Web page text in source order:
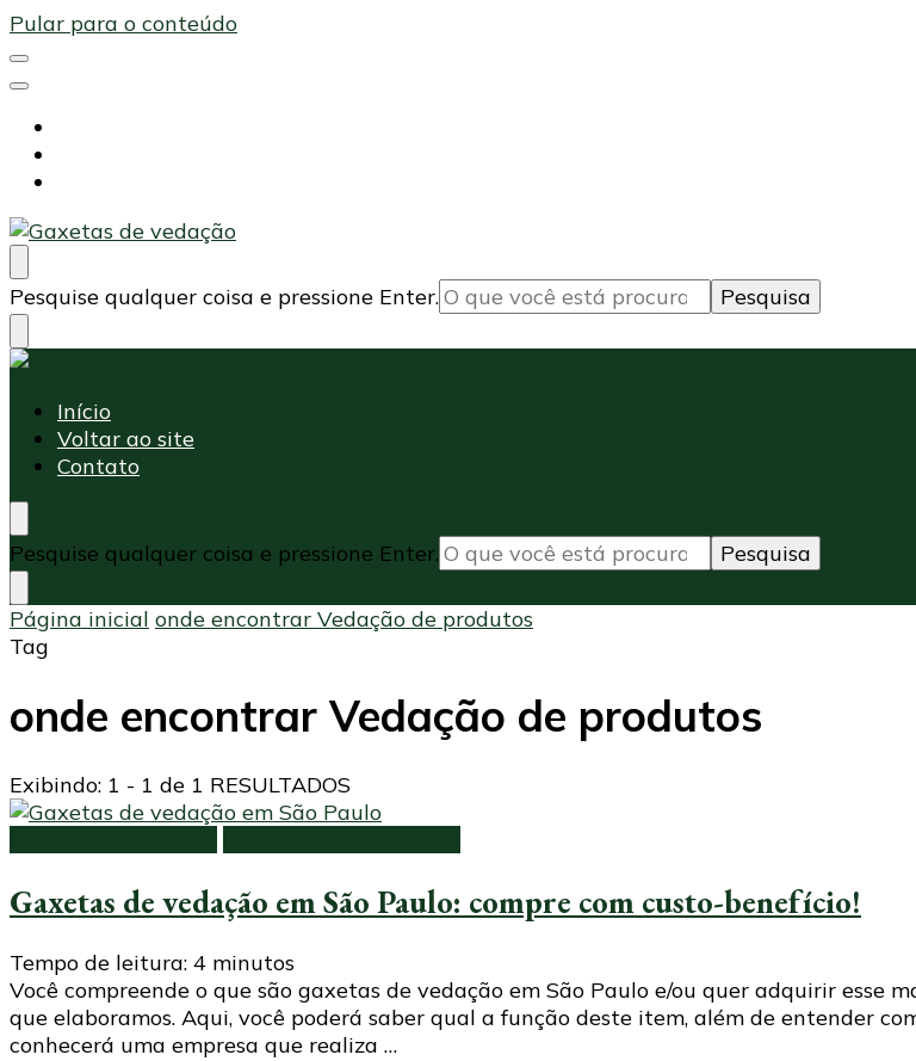
Pular para o conteúdo
Maxi Embalagens
Blog Maxi Embalagens
Procurando
algo?
Pesquise qualquer coisa e pressione Enter.
Maxi Embalagens
Blog Maxi Embalagens
Início
Voltar ao site
Contato
Procurando
algo?
Pesquise qualquer coisa e pressione Enter.
Página inicial onde encontrar Vedação de produtos
Tag
onde encontrar Vedação de produtos
Exibindo: 1 - 1 de 1 RESULTADOS
Gaxetas de vedação em São Paulo: compre com custo-benefício!
Tempo de leitura: 4 minutos
Você compreende o que são gaxetas de vedação em São Paulo e/ou quer adquirir esse
que elaboramos. Aqui, você poderá saber qual a função deste item, além de entender
conhecerá uma empresa que realiza …